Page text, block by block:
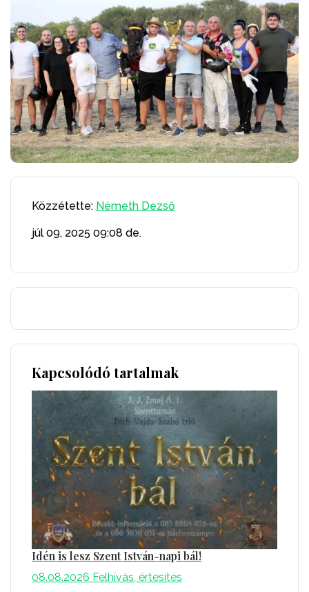
Közzétette: Németh Dezső
júl 09, 2025 09:08 de.
Kapcsolódó tartalmak
Idén is lesz Szent István-napi bál!
08.08.2026 Felhívás, értesítés